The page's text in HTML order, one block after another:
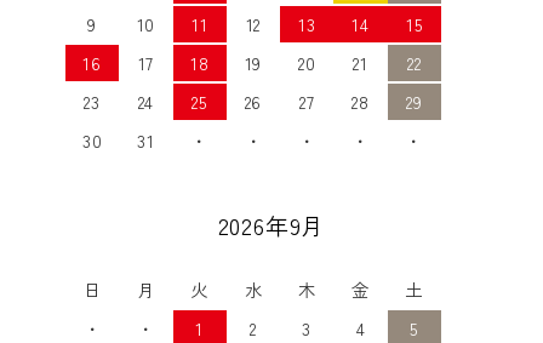
9
10 11 12 13 14
15
16
17 18 19 20 21
22
23
24 25 26 27 28
29
30
31 ・ ・ ・ ・ ・
2026年9月
日 月 火 水 木 金
土
・
・ 1 2 3 4
5